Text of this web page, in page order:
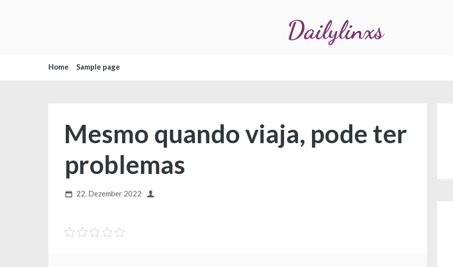
Dailylinxs
Home Sample page
Mesmo quando viaja, pode ter
problemas
22. Dezember 2022